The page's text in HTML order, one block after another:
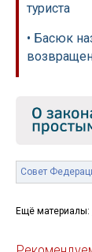
туриста
• Басюк
Совет
Ещё материалы: